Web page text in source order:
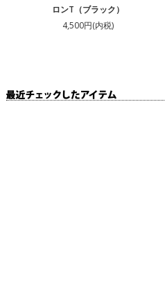
ロンT（ブラック）
4,500円(内税)